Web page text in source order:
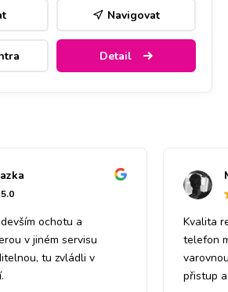
Navigovat
Detail
5.0
ochotu a
v jiném servisu
tu zvládli v
Kvalita
telefon
přistup